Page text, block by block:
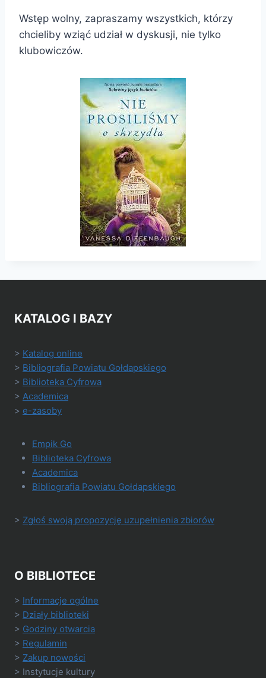
Wstęp wolny, zapraszamy wszystkich, którzy
chcieliby wziąć udział w dyskusji, nie tylko
klubowiczów.
KATALOG I BAZY
> Katalog online
> Bibliografia Powiatu Gołdapskiego
> Biblioteka Cyfrowa
> Academica
> e-zasoby
Empik Go
Biblioteka Cyfrowa
Academica
Bibliografia Powiatu Gołdapskiego
> Zgłoś swoją propozycję uzupełnienia zbiorów
O BIBLIOTECE
> Informacje ogólne
> Działy biblioteki
> Godziny otwarcia
> Regulamin
> Zakup nowości
> Instytucje kultury